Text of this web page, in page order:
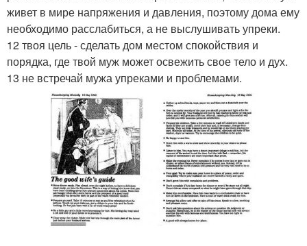
живет в мире напряжения и давления, поэтому дома ему
необходимо расслабиться, а не выслушивать упреки.
12 твоя цель - сделать дом местом спокойствия и
порядка, где твой муж может освежить свое тело и дух.
13 не встречай мужа упреками и проблемами.